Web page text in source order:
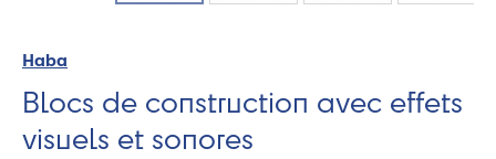
Haba
Blocs de construction avec effets
visuels et sonores